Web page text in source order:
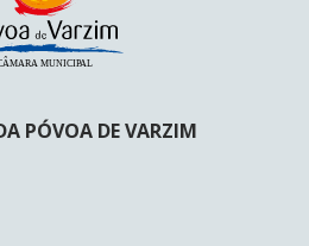
PÓVOA DE VARZIM